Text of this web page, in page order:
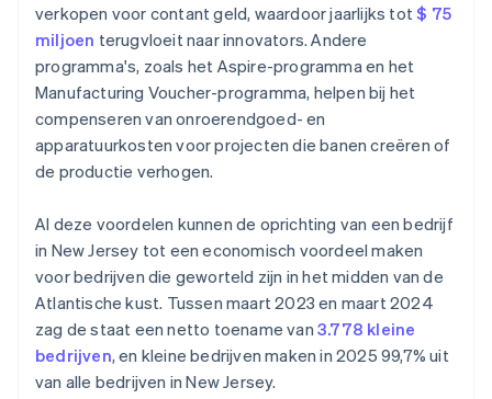
verkopen voor contant geld, waardoor jaarlijks tot$ 75
miljoen terugvloeit naar innovators. Andere
programma's, zoals het Aspire-programma en het
Manufacturing Voucher-programma, helpen bij het
compenseren van onroerendgoed- en
apparatuurkosten voor projecten die banen creëren of
de productie verhogen.
Al deze voordelen kunnen de oprichting van een bedrijf
in New Jersey tot een economisch voordeel maken
voor bedrijven die geworteld zijn in het midden van de
Atlantische kust. Tussen maart 2023 en maart 2024
zag de staat een netto toename van 3.778 kleine
bedrijven, en kleine bedrijven maken in 2025 99,7% uit
van alle bedrijven in New Jersey.